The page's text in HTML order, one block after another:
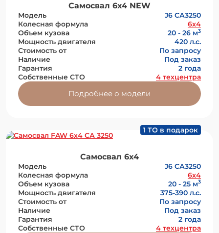
Самосвал 6х4 NEW
Модель
J6 СА3250
Колесная формула
6x4
Объем кузова
20 - 26 м3
Мощность двигателя
420 л.с.
Стоимость от
По запросу
Наличие
Под заказ
Гарантия
2 года
Собственные СТО
4 техцентра
Подробнее о модели
1 ТО в подарок
Самосвал 6х4
Модель
J6 СА3250
Колесная формула
6x4
Объем кузова
20 - 25 м3
Мощность двигателя
375-390 л.с.
Стоимость от
По запросу
Наличие
Под заказ
Гарантия
2 года
Собственные СТО
4 техцентра